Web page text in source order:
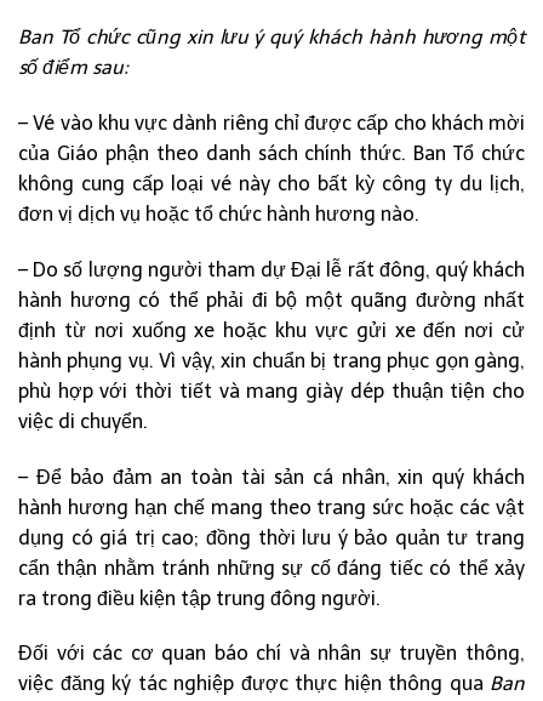
Ban Tổ chức cũng xin lưu ý quý khách hành hương một
số điểm sau:
– Vé vào khu vực dành riêng chỉ được cấp cho khách mời
của Giáo phận theo danh sách chính thức. Ban Tổ chức
không cung cấp loại vé này cho bất kỳ công ty du lịch,
đơn vị dịch vụ hoặc tổ chức hành hương nào.
– Do số lượng người tham dự Đại lễ rất đông, quý khách
hành hương có thể phải đi bộ một quãng đường nhất
định từ nơi xuống xe hoặc khu vực gửi xe đến nơi cử
hành phụng vụ. Vì vậy, xin chuẩn bị trang phục gọn gàng,
phù hợp với thời tiết và mang giày dép thuận tiện cho
việc di chuyển.
– Để bảo đảm an toàn tài sản cá nhân, xin quý khách
hành hương hạn chế mang theo trang sức hoặc các vật
dụng có giá trị cao; đồng thời lưu ý bảo quản tư trang
cẩn thận nhằm tránh những sự cố đáng tiếc có thể xảy
ra trong điều kiện tập trung đông người.
Đối với các cơ quan báo chí và nhân sự truyền thông,
việc đăng ký tác nghiệp được thực hiện thông qua Ban